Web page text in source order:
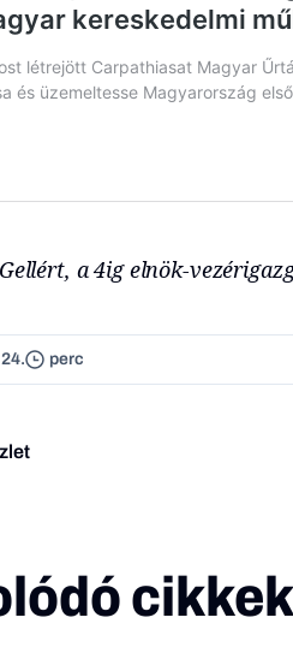
a 4ig elnök-
perc
cikkek